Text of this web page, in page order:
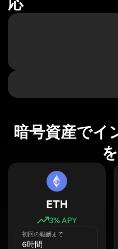
暗号資産でイ
を
ETH
3% APY
初回の報酬まで
6時間